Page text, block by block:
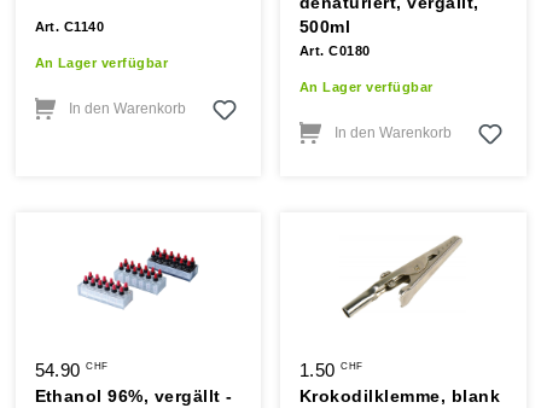
Art. C1140
An Lager verfügbar
In den Warenkorb
500ml
Art. C0180
An Lager verfügbar
In den Warenkorb
54.90CHF
Ethanol 96%, vergällt -
1.50CHF
Krokodilklemme, blank